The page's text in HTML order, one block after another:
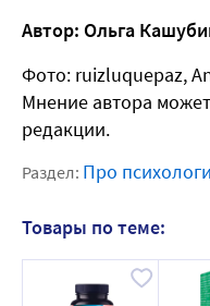
Автор: Ольга
Фото: ruizluquepaz,
Мнение автора
редакции.
Раздел: Про
Товары по теме: